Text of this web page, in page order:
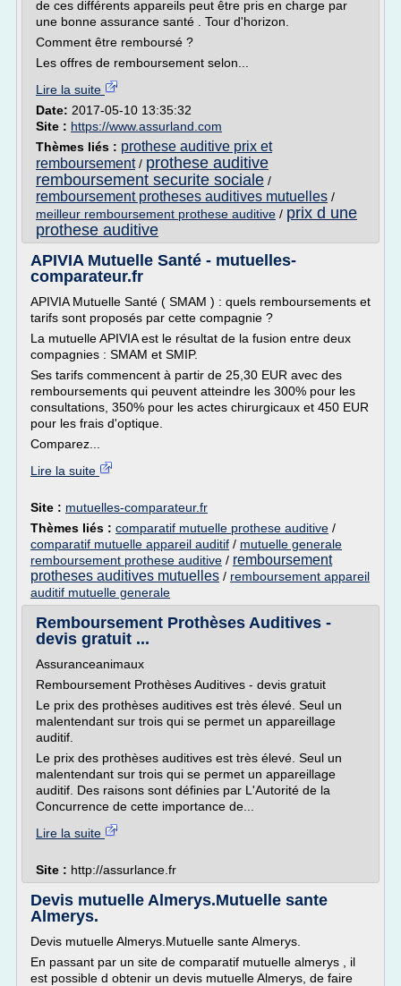
de ces différents appareils peut être pris en charge par
une bonne assurance santé . Tour d'horizon.
Comment être remboursé ?
Les offres de remboursement selon...
Lire la suite
Date: 2017-05-10 13:35:32
Site : https://www.assurland.com
Thèmes liés : prothese auditive prix et
remboursement/ prothese auditive
remboursement securite sociale /
remboursement protheses auditives mutuelles /
meilleur remboursement prothese auditive / prix d une
prothese auditive
APIVIA Mutuelle Santé - mutuelles-
comparateur.fr
APIVIA Mutuelle Santé ( SMAM ) : quels remboursements et
tarifs sont proposés par cette compagnie ?
La mutuelle APIVIA est le résultat de la fusion entre deux
compagnies : SMAM et SMIP.
Ses tarifs commencent à partir de 25,30 EUR avec des
remboursements qui peuvent atteindre les 300% pour les
consultations, 350% pour les actes chirurgicaux et 450 EUR
pour les frais d'optique.
Comparez...
Lire la suite
Site : mutuelles-comparateur.fr
Thèmes liés : comparatif mutuelle prothese auditive /
comparatif mutuelle appareil auditif / mutuelle generale
remboursement prothese auditive / remboursement
protheses auditives mutuelles / remboursement appareil
auditif mutuelle generale
Remboursement Prothèses Auditives -
devis gratuit ...
Assuranceanimaux
Remboursement Prothèses Auditives - devis gratuit
Le prix des prothèses auditives est très élevé. Seul un
malentendant sur trois qui se permet un appareillage
auditif.
Le prix des prothèses auditives est très élevé. Seul un
malentendant sur trois qui se permet un appareillage
auditif. Des raisons sont définies par L'Autorité de la
Concurrence de cette importance de...
Lire la suite
Site : http://assurlance.fr
Devis mutuelle Almerys.Mutuelle sante
Almerys.
Devis mutuelle Almerys.Mutuelle sante Almerys.
En passant par un site de comparatif mutuelle almerys , il
est possible d obtenir un devis mutuelle Almerys, de faire